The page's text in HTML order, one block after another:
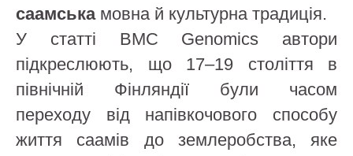
саамськамовна й культурна традиція.
У статті BMC Genomics автори
підкреслюють, що 17–19 століття в
північній Фінляндії були часом
переходу від напівкочового способу
життя саамів до землеробства, яке